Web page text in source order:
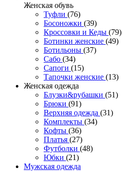
Женcкая обувь
Туфли (76)
Босоножки (39)
Кроссовки и Кеды (79)
Ботинки женские (49)
Ботильоны (37)
Сабо (34)
Сапоги (15)
Тапочки женские (13)
Женская одежда
Блузки&рубашки (51)
Брюки (91)
Верхняя одежда (31)
Комплекты (34)
Кофты (36)
Платья (27)
Футболки (48)
Юбки (21)
Мужская одежда